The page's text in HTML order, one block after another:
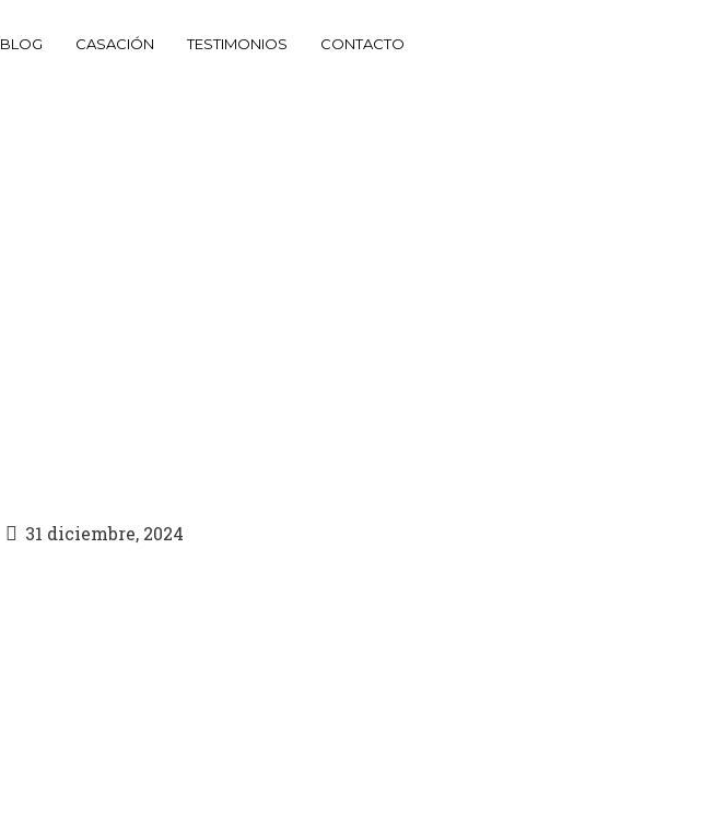
BLOG CASACIÓN TESTIMONIOS CONTACTO
31 diciembre, 2024